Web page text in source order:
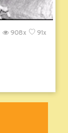
91x
908x